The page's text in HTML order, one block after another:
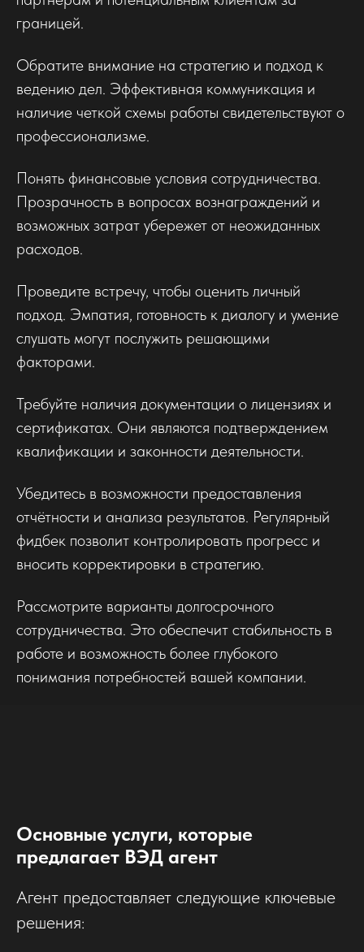
границей.
Обратите внимание на стратегию и подход к
ведению дел. Эффективная коммуникация и
наличие четкой схемы работы свидетельствуют о
профессионализме.
Понять финансовые условия сотрудничества.
Прозрачность в вопросах вознаграждений и
возможных затрат убережет от неожиданных
расходов.
Проведите встречу, чтобы оценить личный
подход. Эмпатия, готовность к диалогу и умение
слушать могут послужить решающими
факторами.
Требуйте наличия документации о лицензиях и
сертификатах. Они являются подтверждением
квалификации и законности деятельности.
Убедитесь в возможности предоставления
отчётности и анализа результатов. Регулярный
фидбек позволит контролировать прогресс и
вносить корректировки в стратегию.
Рассмотрите варианты долгосрочного
сотрудничества. Это обеспечит стабильность в
работе и возможность более глубокого
понимания потребностей вашей компании.
Основные услуги, которые
предлагает ВЭД агент
Агент предоставляет следующие ключевые
решения: